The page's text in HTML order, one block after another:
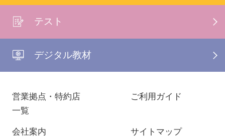
テスト
デジタル教材
営業拠点・特約店
一覧
ご利用ガイド
会社案内 サイトマップ